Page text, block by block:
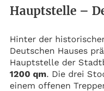
Hauptstelle –
Hinter der
Deutschen Hauses
Hauptstelle der
1200 qm. Die drei
einem offenen